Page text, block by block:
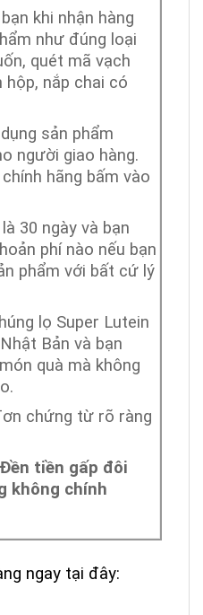
khi nhận hàng
như đúng loại
quét mã vạch
hộp, nắp chai có
sản phẩm
người giao hàng.
hãng bấm vào
30 ngày và bạn
phí nào nếu bạn
phẩm với bất cứ lý
lọ Super Lutein
Bản và bạn
quà mà không
chứng từ rõ ràng
Đền tiền gấp đôi
không chính
ngay tại đây: